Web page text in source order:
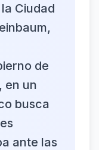
Ciudad
de
en un
busca
ante las